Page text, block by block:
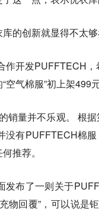
的创新就显得不太够
作开发PUFFTECH
气棉服”初上架499
销量并不乐观。 根
没有PUFFTECH棉
推荐。
布了一则关于
物回覆”，可以说是